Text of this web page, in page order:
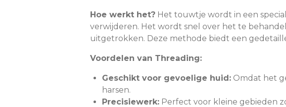
Hoe werkt het? Het touwtje wordt in een
verwijderen. Het wordt snel over het te
uitgetrokken. Deze methode biedt een
Voordelen van Threading:
Geschikt voor gevoelige huid: Omdat het
harsen.
Precisiewerk: Perfect voor kleine gebieden